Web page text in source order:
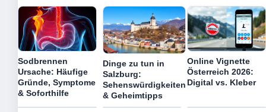
Sodbrennen
Ursache: Häufige
Gründe, Symptome
& Soforthilfe
Dinge zu tun in
Salzburg:
Sehenswürdigkeiten
& Geheimtipps
Online Vignette
Österreich 2026:
Digital vs. Kleber